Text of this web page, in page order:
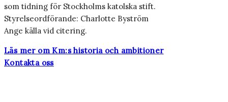
som tidning för Stockholms katolska stift.
Styrelseordförande: Charlotte Byström
Ange källa vid citering.
Läs mer om Km:s historia och ambitioner
Kontakta oss